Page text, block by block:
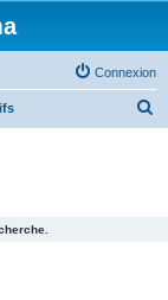
Connexion